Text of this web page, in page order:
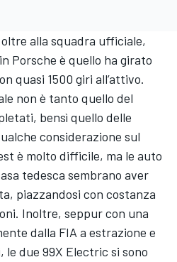
alla squadra ufficiale,
Porsche è quello ha girato
quasi 1500 giri all’attivo.
non è tanto quello del
bensì quello delle
considerazione sul
è molto difficile, ma le auto
tedesca sembrano aver
piazzandosi con costanza
Inoltre, seppur con una
dalla FIA a estrazione e
due 99X Electric si sono